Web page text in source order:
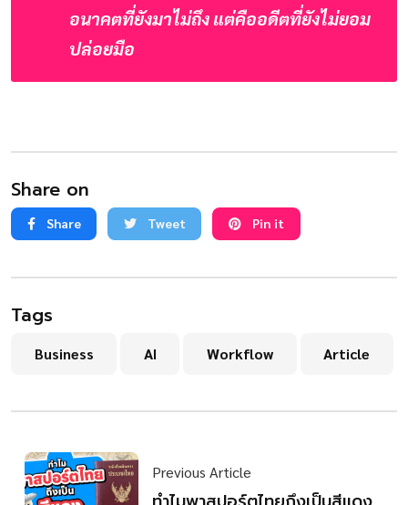
อนาคตที่ยังมาไม่ถึง แต่คืออดีตที่ยังไม่ยอม
ปล่อยมือ
Share on
Share Tweet Pin it
Tags
Business AI Workflow Article
Previous Article